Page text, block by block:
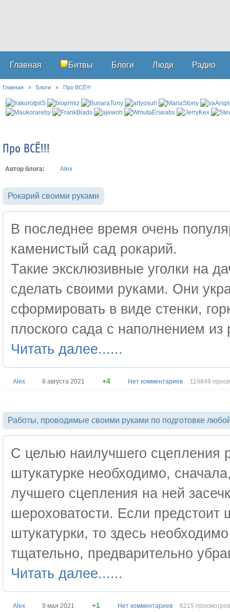
Главная Битвы Блоги Люди Радио
Главная » Блоги » Про ВСЁ!!!
Про ВСЁ!!!
Автор блога: Alex
Рокарий своими руками
В последнее время очень
каменистый сад рокарий.
Такие эксклюзивные уголки на
сделать своими руками. Они
сформировать в виде стенки,
плоского сада с наполнением из
Читать далее......
Alex 8 августа 2021 +4 Нет комментариев 119849
Работы, проводимые своими руками по подготовке
С целью наилучшего сцепления
штукатурке необходимо,
лучшего сцепления на ней
шероховатости. Если предстоит
штукатурки, то здесь
тщательно, предварительно
Читать далее......
Alex 9 мая 2021 +1 Нет комментариев 6215 просмотров